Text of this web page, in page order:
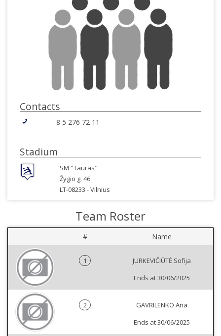
Contacts
8 5 276 72 11
Stadium
SM "Tauras"
Žygio g. 46
LT-08233 -Vilnius
Team Roster
# Name
1
JURKEVIČIŪTĖ Sofija
Ends at 30/06/2025
2
GAVRILENKO Ana
Ends at 30/06/2025